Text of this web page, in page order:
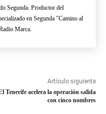
Segunda. Productor del
en Segunda "Camino al
Marca.
Artículo siguiente
Tenerife acelera la operación salida
con cinco nombres